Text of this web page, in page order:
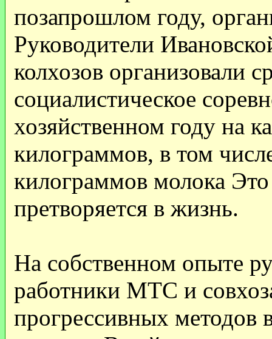
позапрошлом году,
Руководители
колхозов организовали
социалистическое
хозяйственном году на
килограммов, в том
килограммов молока Это
претворяется в жизнь.
На собственном опыте
работники МТС и
прогрессивных методов